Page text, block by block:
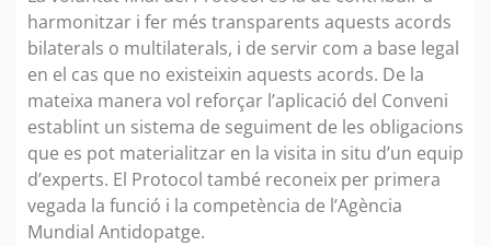
harmonitzar i fer més transparents aquests acords
bilaterals o multilaterals, i de servir com a base legal
en el cas que no existeixin aquests acords. De la
mateixa manera vol reforçar l’aplicació del Conveni
establint un sistema de seguiment de les obligacions
que es pot materialitzar en la visita in situ d’un equip
d’experts. El Protocol també reconeix per primera
vegada la funció i la competència de l’Agència
Mundial Antidopatge.